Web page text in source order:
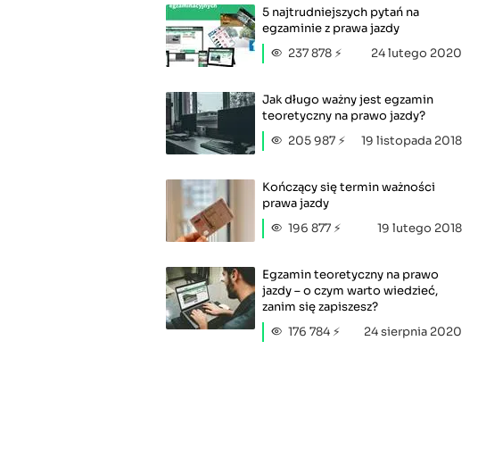
5 najtrudniejszych pytań na
egzaminie z prawa jazdy
237 878 ⚡
24 lutego 2020
Jak długo ważny jest egzamin
teoretyczny na prawo jazdy?
205 987 ⚡
19 listopada 2018
Kończący się termin ważności
prawa jazdy
196 877 ⚡
19 lutego 2018
Egzamin teoretyczny na prawo
jazdy – o czym warto wiedzieć,
zanim się zapiszesz?
176 784 ⚡
24 sierpnia 2020